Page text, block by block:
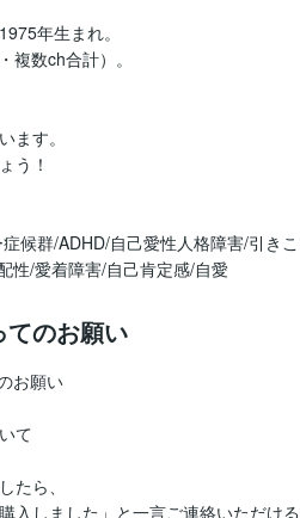
年生まれ。
複数ch合計）。
ます。
う！
候群/ADHD/自己愛性人格障害/引き
性/愛着障害/自己肯定感/自愛
てのお願い
お願い
て
たら、
入しました」と一言ご連絡いただけ